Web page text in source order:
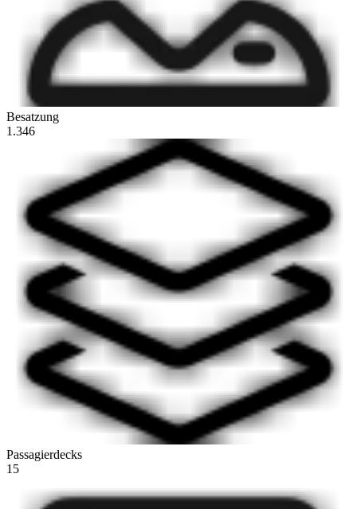
Besatzung
1.346
Passagierdecks
15